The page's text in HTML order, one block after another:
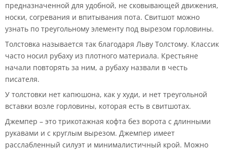
предназначенной для удобной, не сковывающей движения,
носки, согревания и впитывания пота. Свитшот можно
узнать по треугольному элементу под вырезом горловины.
Толстовка называется так благодаря Льву Толстому. Классик
часто носил рубаху из плотного материала. Крестьяне
начали повторять за ним, а рубаху назвали в честь
писателя.
У толстовки нет капюшона, как у худи, и нет треугольной
вставки возле горловины, которая есть в свитшотах.
Джемпер – это трикотажная кофта без ворота с длинными
рукавами и с круглым вырезом. Джемпер имеет
расслабленный силуэт и минималистичный крой. Можно